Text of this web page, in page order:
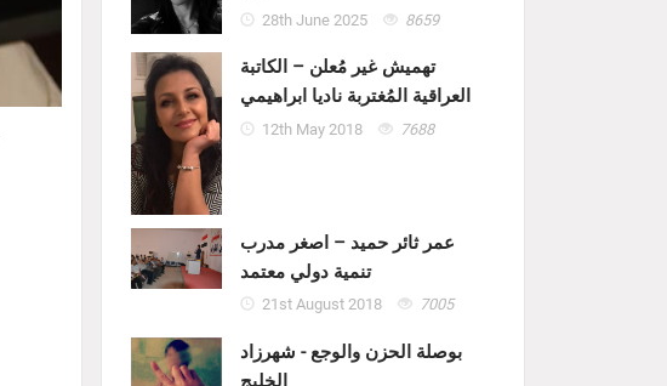
28th June 2025 8659
تهميش غير مُعلن – الكاتبة
العراقية المُغتربة ناديا ابراهيمي
12th May 2018 7688
عمر ثائر حميد – اصغر مدرب
تنمية دولي معتمد
21st August 2018 7005
بوصلة الحزن والوجع - شهرزاد
الخليج